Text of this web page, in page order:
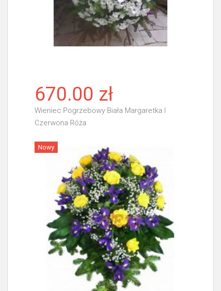
670.00 zł
Wieniec Pogrzebowy Biała Margaretka I
Czerwona Róża
Więcej
Nowy